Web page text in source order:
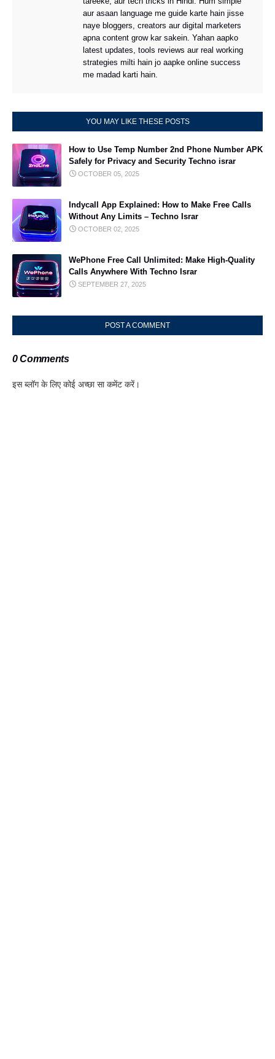
aur asaan language me guide karte hain jisse
naye bloggers, creators aur digital marketers
apna content grow kar sakein. Yahan aapko
latest updates, tools reviews aur real working
strategies milti hain jo aapke online success
me madad karti hain.
YOU MAY LIKE THESE POSTS
How to Use Temp Number 2nd Phone Number APK
Safely for Privacy and Security Techno israr
OCTOBER 05, 2025
Indycall App Explained: How to Make Free Calls
Without Any Limits – Techno Israr
OCTOBER 02, 2025
WePhone Free Call Unlimited: Make High-Quality
Calls Anywhere With Techno Israr
SEPTEMBER 27, 2025
POST A COMMENT
0 Comments
इस ब्लॉग के लिए कोई अच्छा सा कमेंट करें।